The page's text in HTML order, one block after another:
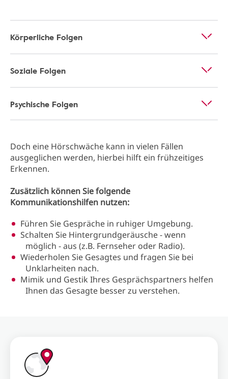
Körperliche Folgen
Soziale Folgen
Psychische Folgen
Doch eine Hörschwäche kann in vielen Fällen
ausgeglichen werden, hierbei hilft ein frühzeitiges
Erkennen.
Zusätzlich können Sie folgende
Kommunikationshilfen nutzen:
Führen Sie Gespräche in ruhiger Umgebung.
Schalten Sie Hintergrundgeräusche - wenn
möglich - aus (z.B. Fernseher oder Radio).
Wiederholen Sie Gesagtes und fragen Sie bei
Unklarheiten nach.
Mimik und Gestik Ihres Gesprächspartners helfen
Ihnen das Gesagte besser zu verstehen.